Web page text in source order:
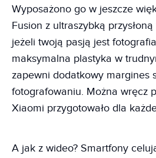
Wyposażono go w jeszcze
Fusion z ultraszybką przysłoną
jeżeli twoją pasją jest
maksymalna plastyka w
zapewni dodatkowy margines
fotografowaniu. Można wręcz
Xiaomi przygotowało dla
A jak z wideo? Smartfony